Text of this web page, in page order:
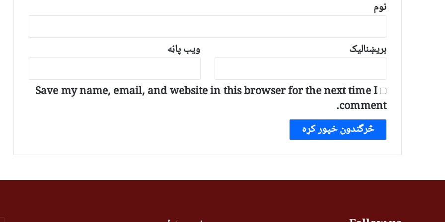
*
نوم
بریښنالیک ویب پاڼه
Save my name, email, and website in this browser for the next time I
comment.